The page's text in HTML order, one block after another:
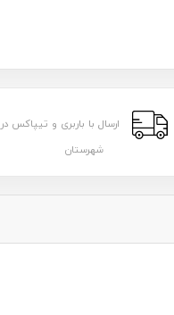
ارسال با باربری و تیپاکس در
شهرستان